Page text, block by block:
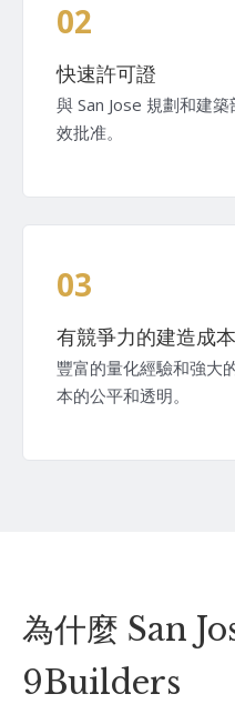
02
快速許可證
與 San Jose 規劃和建
效批准。
03
有競爭力的建造成本
豐富的量化經驗和強大
本的公平和透明。
為什麼 San
9Builders